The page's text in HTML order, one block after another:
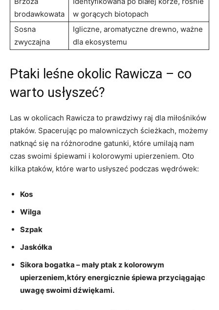
brodawkowata
w gorących biotopach
Sosna
zwyczajna
Igliczne, aromatyczne drewno, ważne
dla ekosystemu
Ptaki leśne okolic Rawicza – co
warto usłyszeć?
Las w okolicach Rawicza to prawdziwy raj dla miłośników
ptaków. Spacerując po malowniczych ścieżkach, możemy
natknąć się na różnorodne gatunki, które umilają nam
czas swoimi śpiewami i kolorowymi upierzeniem. Oto
kilka ptaków, które warto usłyszeć podczas wędrówek:
Kos
Wilga
Szpak
Jaskółka
Sikora bogatka – mały ptak z kolorowym
upierzeniem,który energicznie śpiewa przyciągając
uwagę swoimi dźwiękami.